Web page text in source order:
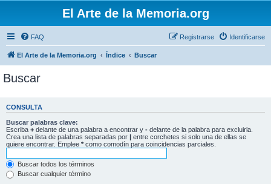
El Arte de la Memoria.org
FAQ Identificarse
Registrarse
El Arte de la Memoria.org Índice Buscar
Buscar
CONSULTA
Buscar palabras clave:
Escriba + delante de una palabra a encontrar y - delante de la palabra para excluirla.
Crea una lista de palabras separadas por | entre corchetes si solo una de ellas se
quiere encontrar. Emplee * como comodín para coincidencias parciales.
Buscar todos los términos
Buscar cualquier término